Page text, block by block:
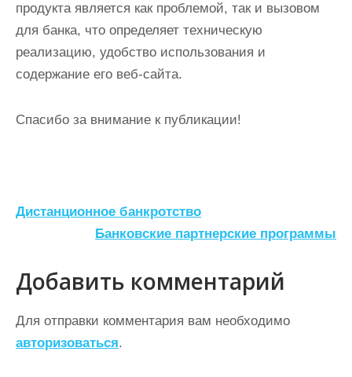
продукта является как проблемой, так и вызовом
для банка, что определяет техническую
реализацию, удобство использования и
содержание его веб-сайта.
Спасибо за внимание к публикации!
Н
в
и
г
а
Дистанционное банкротство
Банковские партнерские программы
Добавить комментарий
Для отправки комментария вам необходимо
авторизоваться.